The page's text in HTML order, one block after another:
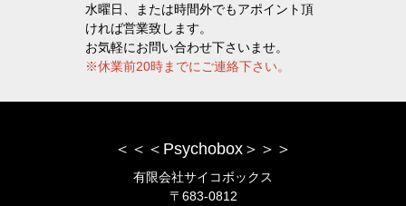
水曜日、または時間外でもアポイント頂
ければ営業致します。
お気軽にお問い合わせ下さいませ。
※休業前20時までにご連絡下さい。
＜＜＜Psychobox＞＞＞
有限会社サイコボックス
〒683-0812